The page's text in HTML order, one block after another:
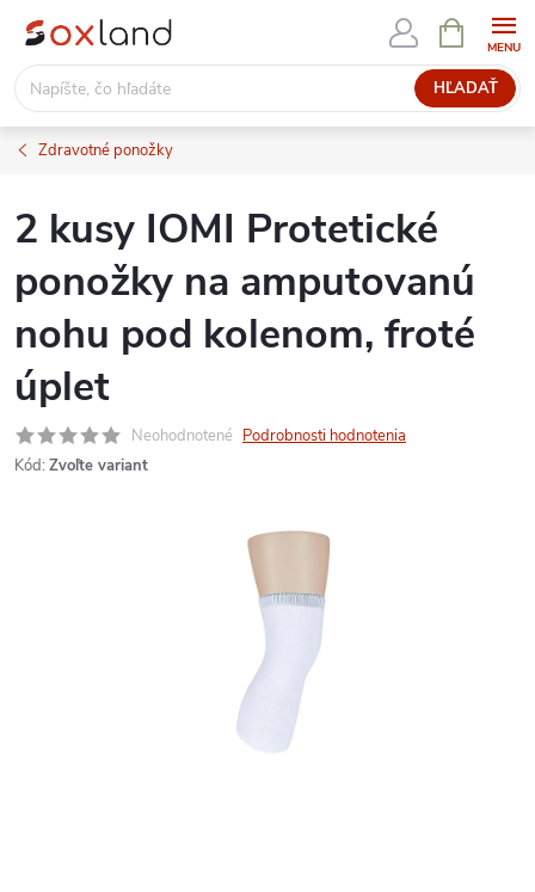
Prejsť
obsah
HĽADAŤ
KOŠÍK
Zdravotné ponožky
2 kusy IOMI Protetické
ponožky na amputovanú
nohu pod kolenom, froté
úplet
Neohodnotené Podrobnosti hodnotenia
Kód: Zvoľte variant